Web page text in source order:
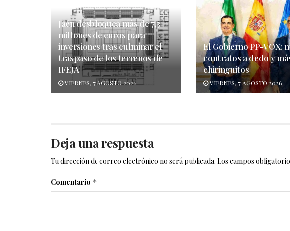
Jaén desbloquea más de 7,3
millones de euros para
inversiones tras culminar el
traspaso de los terrenos de
IFEJA
VIERNES, 7 AGOSTO 2026
El Gobierno PP-VOX:
contratos a dedo y
chiringuitos
VIERNES, 7 AGOSTO 2026
Deja una respuesta
Tu dirección de correo electrónico no será publicada. Los campos
Comentario *